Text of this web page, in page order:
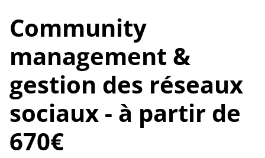
Community
management &
gestion des réseaux
sociaux - à partir de
670€